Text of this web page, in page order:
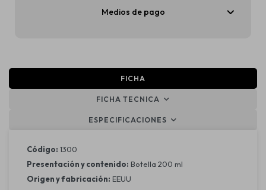
Medios de pago
FICHA
FICHA TECNICA
ESPECIFICACIONES
Código: 1300
Presentación y contenido: Botella 200 ml
Origen y fabricación: EEUU